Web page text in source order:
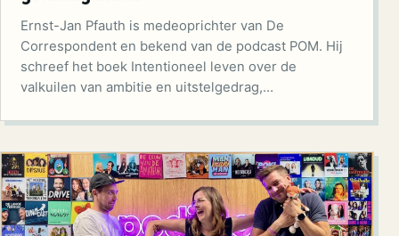
Ernst-Jan Pfauth is medeoprichter van De
Correspondent en bekend van de podcast POM. Hij
schreef het boek Intentioneel leven over de
valkuilen van ambitie en uitstelgedrag,…